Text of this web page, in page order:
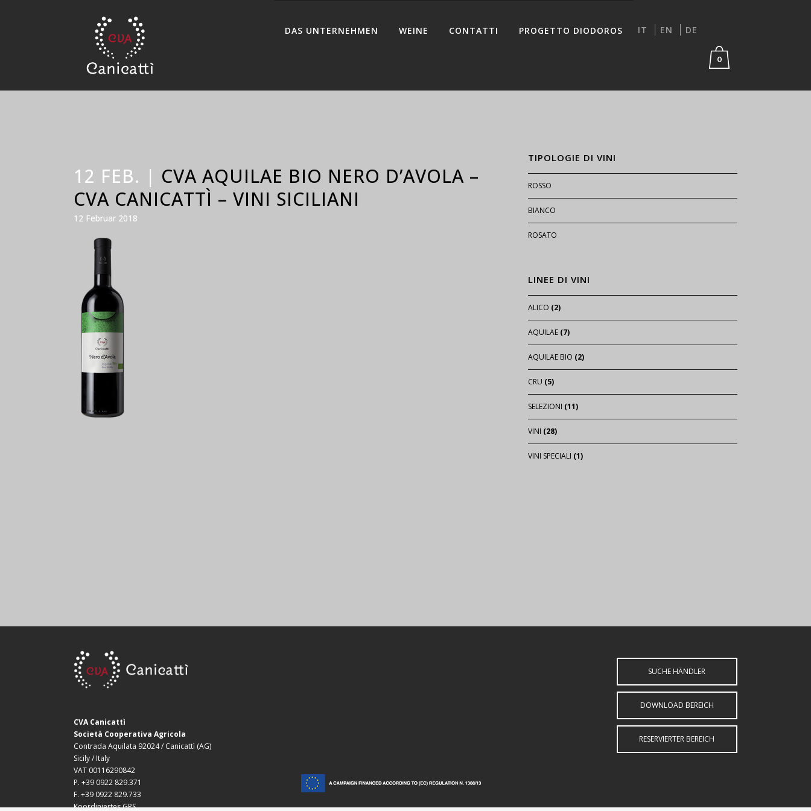
0
DAS UNTERNEHMEN WEINE CONTATTI PROGETTO DIODOROS IT EN DE
12 FEB. | CVA AQUILAE BIO NERO D’AVOLA –
CVA CANICATTÌ – VINI SICILIANI
12 Februar 2018
TIPOLOGIE DI VINI
ROSSO
BIANCO
ROSATO
LINEE DI VINI
ALICO (2)
AQUILAE (7)
AQUILAE BIO (2)
CRU (5)
SELEZIONI (11)
VINI (28)
VINI SPECIALI (1)
CVA Canicattì
Società Cooperativa Agricola
Contrada Aquilata 92024 / Canicattì (AG)
Sicily / Italy
VAT 00116290842
P. +39 0922 829.371
F. +39 0922 829.733
Koordiniertes GPS
SUCHE HÄNDLER
DOWNLOAD BEREICH
RESERVIERTER BEREICH